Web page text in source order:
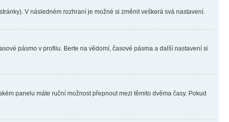
V následném rozhraní je možné si změnit veškerá svá nastavení.
pásmo v profilu. Berte na vědomí, časové pásma a další nastavení si
panelu máte ruční možnost přepnout mezi těmito dvěma časy. Pokud